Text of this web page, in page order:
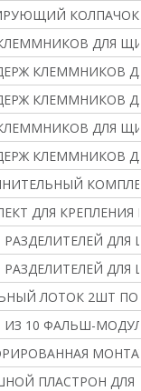
КОЛПАЧОК
ДЛЯ
КЛЕММНИКОВ
КЛЕММНИКОВ
ДЛЯ
КЛЕММНИКОВ
ДЛЯ КРЕПЛЕНИЯ К
РАЗДЕЛИТЕЛЕЙ ДЛЯ
РАЗДЕЛИТЕЛЕЙ ДЛЯ
ЛОТОК 2ШТ ПО
ИЗ 10 ФАЛЬШ-
ПЛАСТРОН ДЛЯ